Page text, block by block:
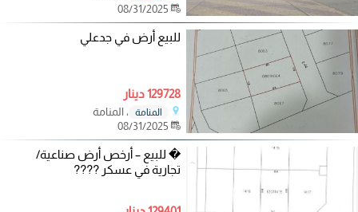
للبيع أرض في جدعلي
129728 دينار
المنامة
، المنامة
� للبيع – أرخص أرض صناعية/
تجارية في عسكر ????